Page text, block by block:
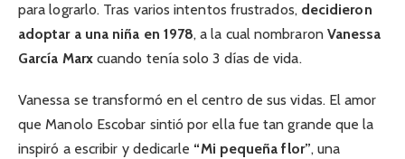
para lograrlo. Tras varios intentos frustrados, decidieron
adoptar a una niña en 1978, a la cual nombraron Vanessa
García Marxcuando tenía solo 3 días de vida.
Vanessa se transformó en el centro de sus vidas. El amor
que Manolo Escobar sintió por ella fue tan grande que la
inspiró a escribir y dedicarle “Mi pequeña flor”, una